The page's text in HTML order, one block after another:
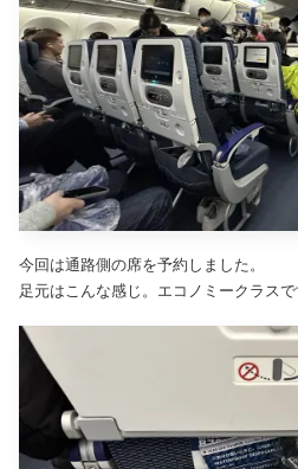
今回は通路側の席を予約しました。
足元はこんな感じ。エコノミークラス